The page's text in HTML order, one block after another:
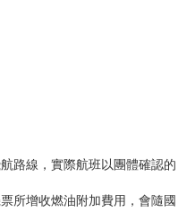
路線，實際航班以團體確認的
所增收燃油附加費用，會隨國